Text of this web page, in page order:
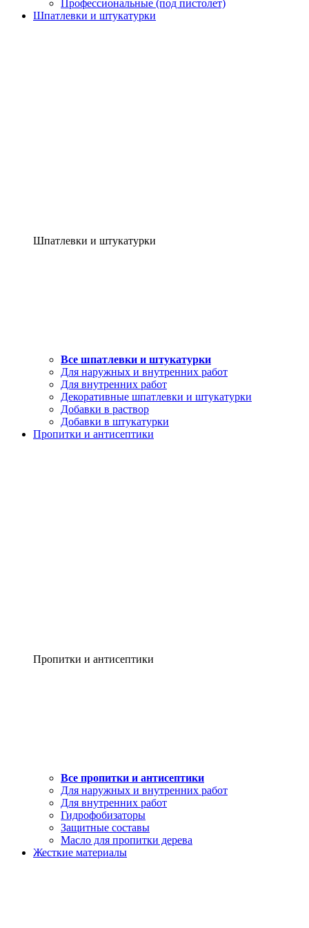
Профессиональные (под пистолет)
Шпатлевки и штукатурки
Шпатлевки и штукатурки
Все шпатлевки и штукатурки
Для наружных и внутренних работ
Для внутренних работ
Декоративные шпатлевки и штукатурки
Добавки в раствор
Добавки в штукатурки
Пропитки и антисептики
Пропитки и антисептики
Все пропитки и антисептики
Для наружных и внутренних работ
Для внутренних работ
Гидрофобизаторы
Защитные составы
Масло для пропитки дерева
Жесткие материалы